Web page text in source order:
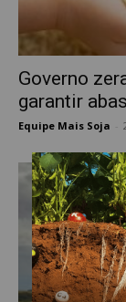
Governo
garantir
Equipe Mais Soja